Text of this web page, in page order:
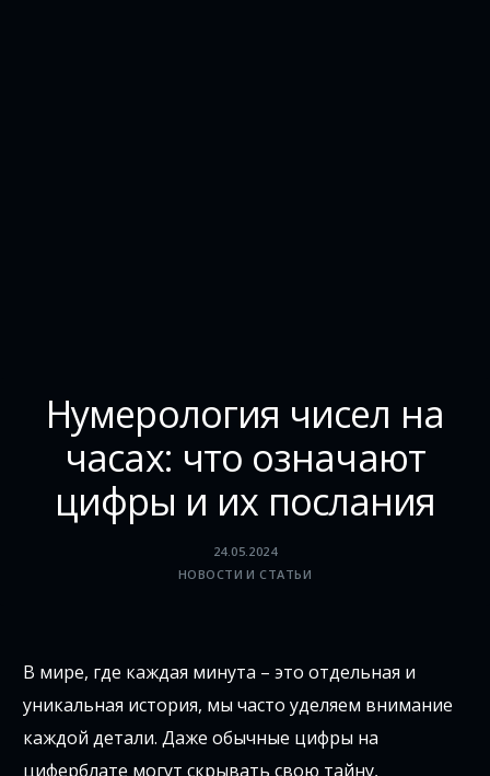
Нумерология чисел на
часах: что означают
цифры и их послания
24.05.2024
НОВОСТИ И СТАТЬИ
В мире, где каждая минута – это отдельная и
уникальная история, мы часто уделяем внимание
каждой детали. Даже обычные цифры на
циферблате могут скрывать свою тайну,